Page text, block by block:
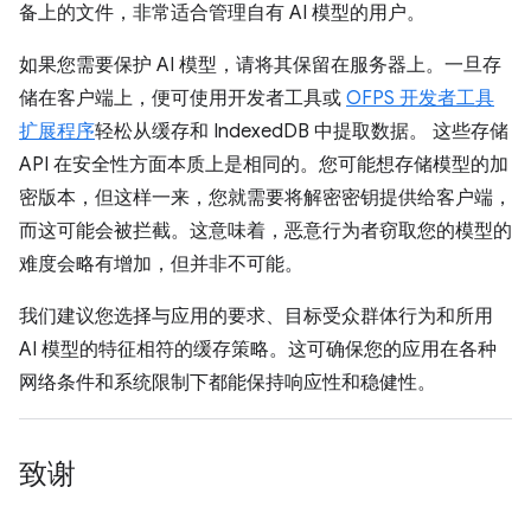
备上的文件，非常适合管理自有 AI 模型的用户。
如果您需要保护 AI 模型，请将其保留在服务器上。一旦存
储在客户端上，便可使用开发者工具或 OFPS 开发者工具
扩展程序轻松从缓存和 IndexedDB 中提取数据。 这些存储
API 在安全性方面本质上是相同的。您可能想存储模型的加
密版本，但这样一来，您就需要将解密密钥提供给客户端，
而这可能会被拦截。这意味着，恶意行为者窃取您的模型的
难度会略有增加，但并非不可能。
我们建议您选择与应用的要求、目标受众群体行为和所用
AI 模型的特征相符的缓存策略。这可确保您的应用在各种
网络条件和系统限制下都能保持响应性和稳健性。
致谢